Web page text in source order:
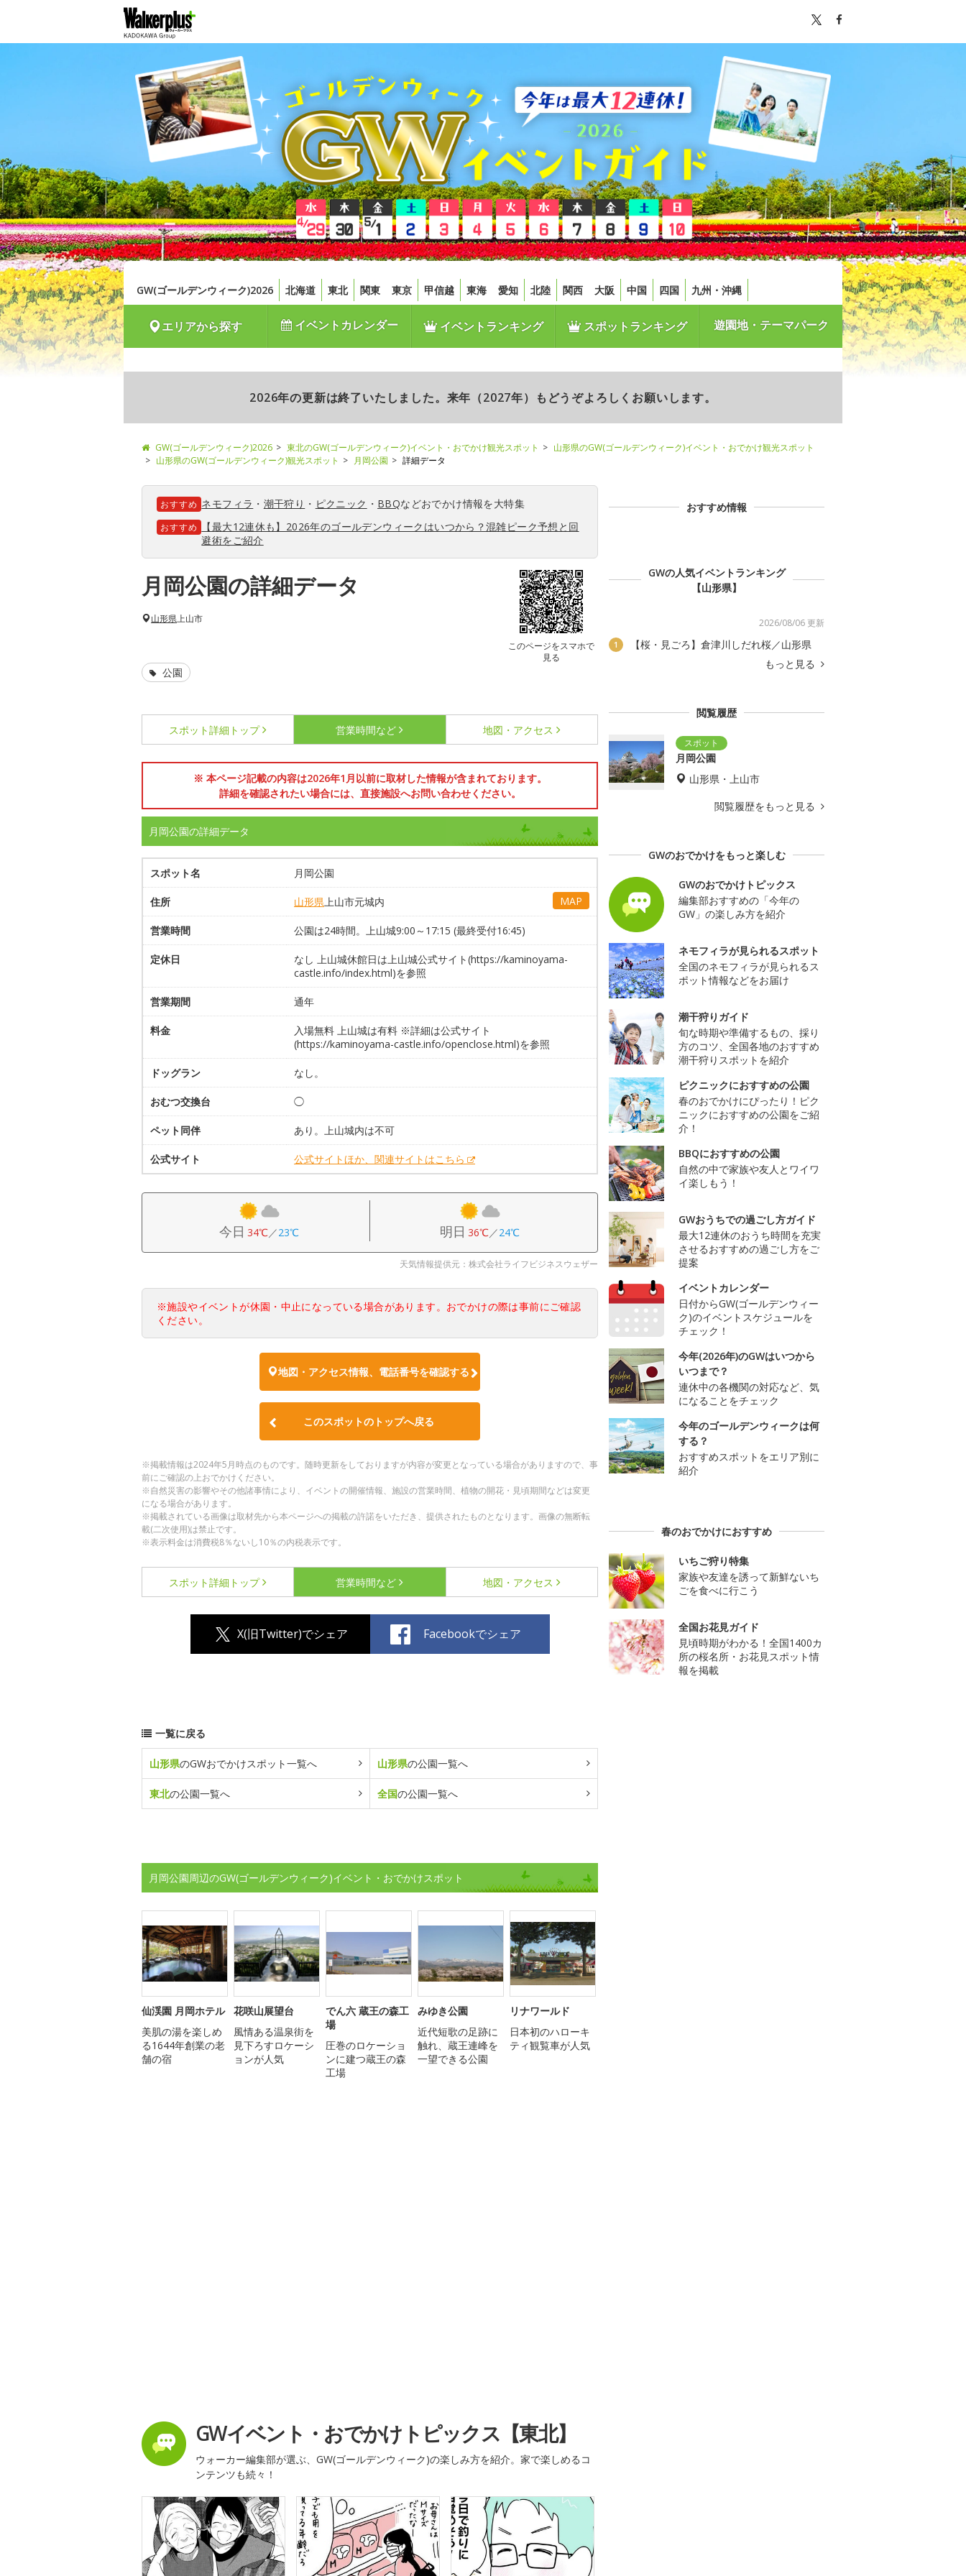
GW(ゴールデンウィーク)2026 北海道 東北 関東 東京 甲信越 東海 愛知 北陸 関西 大阪 中国 四国 九州・沖縄
エリアから探す イベントカレンダー イベントランキング スポットランキング 遊園地・テーマパーク
2026年の更新は終了いたしました。来年（2027年）もどうぞよろしくお願いします。
GW(ゴールデンウィーク)2026 東北のGW(ゴールデンウィーク)イベント・おでかけ観光スポット
山形県のGW(ゴールデンウィーク)イベント・おでかけ観光スポット
山形県のGW(ゴールデンウィーク)観光スポット
月岡公園 詳細データ
おすすめ ネモフィラ ・ 潮干狩り ・ ピクニック ・ BBQなどおでかけ情報を大特集
おすすめ
【最大12連休も】2026年のゴールデンウィークはいつから？混雑ピーク予想と回
避術をご紹介
月岡公園の詳細データ
このページをスマホで
見る
山形県上山市
公園
スポット詳細 トップ 営業時間など 地図・アクセス
※ 本ページ記載の内容は2026年1月以前に取材した情報が含まれております。
詳細を確認されたい場合には、直接施設へお問い合わせください。
月岡公園の詳細データ
スポット名 月岡公園
住所 山形県上山市元城内 MAP
営業時間 公園は24時間。上山城9:00～17:15 (最終受付16:45)
定休日
なし 上山城休館日は上山城公式サイト(https://kaminoyama-
castle.info/index.html)を参照
営業期間 通年
料金
入場無料 上山城は有料 ※詳細は公式サイト
(https://kaminoyama-castle.info/openclose.html)を参照
ドッグラン なし。
おむつ交換台 ◯
ペット同伴 あり。上山城内は不可
公式サイト 公式サイトほか、関連サイトはこちら
今日 34℃／23℃ 明日 36℃／24℃
天気情報提供元：株式会社ライフビジネスウェザー
※施設やイベントが休園・中止になっている場合があります。おでかけの際は事前にご確認
ください。
地図・アクセス情報、電話番号を確認する
このスポットのトップへ戻る
※掲載情報は2024年5月時点のものです。随時更新をしておりますが内容が変更となっている場合がありますので、事
前にご確認の上おでかけください。
※自然災害の影響やその他諸事情により、イベントの開催情報、施設の営業時間、植物の開花・見頃期間などは変更
になる場合があります。
※掲載されている画像は取材先から本ページへの掲載の許諾をいただき、提供されたものとなります。画像の無断転
載(二次使用)は禁止です。
※表示料金は消費税8％ないし10％の内税表示です。
スポット詳細 トップ 営業時間など 地図・アクセス
X(旧Twitter)でシェア Facebookでシェア
一覧に戻る
山形県のGWおでかけスポット一覧へ 山形県の公園一覧へ
東北の公園一覧へ 全国の公園一覧へ
月岡公園周辺のGW(ゴールデンウィーク)イベント・おでかけスポット
仙渓園 月岡ホテル
美肌の湯を楽しめ
る1644年創業の老
舗の宿
花咲山展望台
風情ある温泉街を
見下ろすロケーシ
ョンが人気
でん六 蔵王の森工
場
圧巻のロケーショ
ンに建つ蔵王の森
工場
みゆき公園
近代短歌の足跡に
触れ、蔵王連峰を
一望できる公園
リナワールド
日本初のハローキ
ティ観覧車が人気
GWイベント・おでかけトピックス【東北】
ウォーカー編集部が選ぶ、GW(ゴールデンウィーク)の楽しみ方を紹介。家で楽しめるコ
ンテンツも続々！
おすすめ情報
GWの人気イベントランキング
【山形県】
2026/08/06 更新
1
【桜・見ごろ】倉津川しだれ桜／山形県
もっと見る
閲覧履歴
月岡公園
山形県・上山市
閲覧履歴をもっと見る
GWのおでかけをもっと楽しむ
GWのおでかけトピックス
編集部おすすめの「今年の
GW」の楽しみ方を紹介
ネモフィラが見られるスポット
全国のネモフィラが見られるス
ポット情報などをお届け
潮干狩りガイド
旬な時期や準備するもの、採り
方のコツ、全国各地のおすすめ
潮干狩りスポットを紹介
ピクニックにおすすめの公園
春のおでかけにぴったり！ピク
ニックにおすすめの公園をご紹
介！
BBQにおすすめの公園
自然の中で家族や友人とワイワ
イ楽しもう！
GWおうちでの過ごし方ガイド
最大12連休のおうち時間を充実
させるおすすめの過ごし方をご
提案
イベントカレンダー
日付からGW(ゴールデンウィー
ク)のイベントスケジュールを
チェック！
今年(2026年)のGWはいつから
いつまで？
連休中の各機関の対応など、気
になることをチェック
今年のゴールデンウィークは何
する？
おすすめスポットをエリア別に
紹介
春のおでかけにおすすめ
いちご狩り特集
家族や友達を誘って新鮮ないち
ごを食べに行こう
全国お花見ガイド
見頃時期がわかる！全国1400カ
所の桜名所・お花見スポット情
報を掲載